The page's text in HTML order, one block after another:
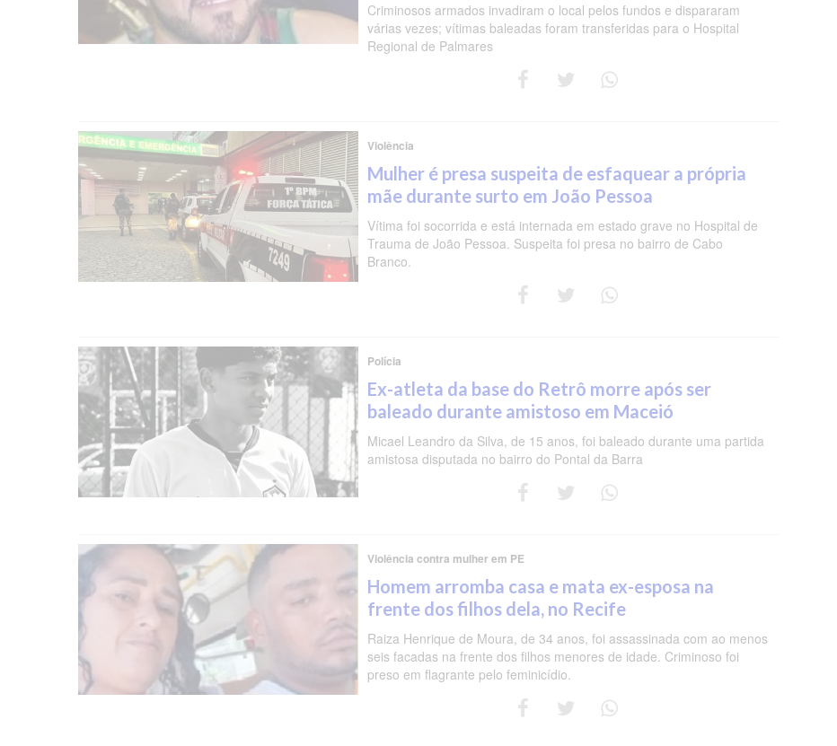
Criminosos armados invadiram o local pelos fundos e dispararam
várias vezes; vítimas baleadas foram transferidas para o Hospital
Regional de Palmares
Violência
Mulher é presa suspeita de esfaquear a própria
mãe durante surto em João Pessoa
Vítima foi socorrida e está internada em estado grave no Hospital de
Trauma de João Pessoa. Suspeita foi presa no bairro de Cabo
Branco.
Polícia
Ex-atleta da base do Retrô morre após ser
baleado durante amistoso em Maceió
Micael Leandro da Silva, de 15 anos, foi baleado durante uma partida
amistosa disputada no bairro do Pontal da Barra
Violência contra mulher em PE
Homem arromba casa e mata ex-esposa na
frente dos filhos dela, no Recife
Raiza Henrique de Moura, de 34 anos, foi assassinada com ao menos
seis facadas na frente dos filhos menores de idade. Criminoso foi
preso em flagrante pelo feminicídio.